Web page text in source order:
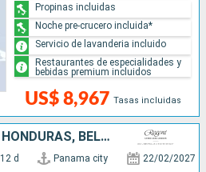
US$ 8,967 Tasas incluidas
Propinas incluidas
Noche pre-crucero incluida*
Servicio de lavanderia incluido
Restaurantes de especialidades y
bebidas premium incluidos
PANAMÁ, COSTA RICA, HONDURAS, BELICE, GUATEMALA, MÉXICO, ISLAS CAIMÁN, JAMAICA, ESTADOS UNIDOS
12 d Panama city 22/02/2027